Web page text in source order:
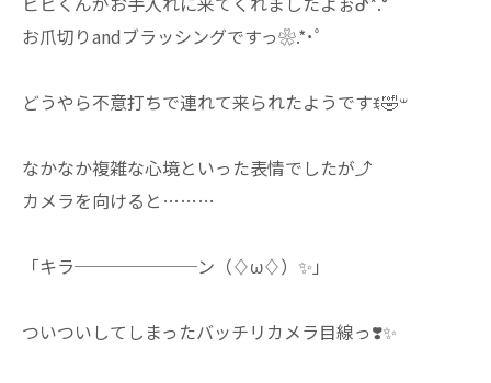
お爪切りandブラッシングですっ❀.*･ﾟ
どうやら不意打ちで連れて来られたようですꉂ🤣𐤔
なかなか複雑な心境といった表情でしたが⤴︎
カメラを向けると………
「キラ───────ン（♢ω♢）✨️」
ついついしてしまったバッチリカメラ目線っ❣️✨️